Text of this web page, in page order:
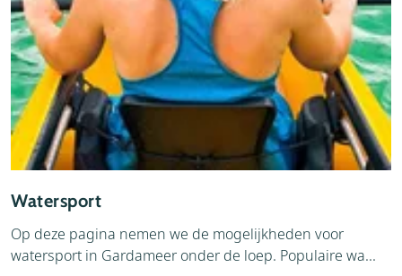
Watersport
Op deze pagina nemen we de mogelijkheden voor
watersport in Gardameer onder de loep. Populaire wa...